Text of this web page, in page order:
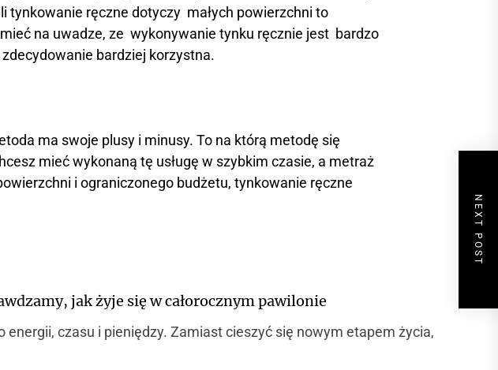
tynkowanie ręczne dotyczy małych powierzchni to
na uwadze, ze wykonywanie tynku ręcznie jest bardzo
bardziej korzystna.
ma swoje plusy i minusy. To na którą metodę się
mieć wykonaną tę usługę w szybkim czasie, a metraż
i ograniczonego budżetu, tynkowanie ręczne
NEXT POST
jak żyje się w całorocznym pawilonie
czasu i pieniędzy. Zamiast cieszyć się nowym etapem życia,